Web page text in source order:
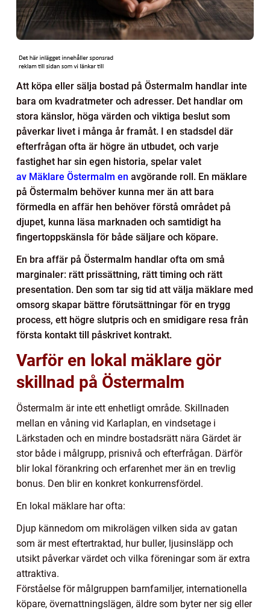
Att köpa eller sälja bostad på Östermalm handlar inte
bara om kvadratmeter och adresser. Det handlar om
stora känslor, höga värden och viktiga beslut som
påverkar livet i många år framåt. I en stadsdel där
efterfrågan ofta är högre än utbudet, och varje
fastighet har sin egen historia, spelar valet
av Mäklare Östermalm en avgörande roll. En mäklare
på Östermalm behöver kunna mer än att bara
förmedla en affär hen behöver förstå området på
djupet, kunna läsa marknaden och samtidigt ha
fingertoppskänsla för både säljare och köpare.
En bra affär på Östermalm handlar ofta om små
marginaler: rätt prissättning, rätt timing och rätt
presentation. Den som tar sig tid att välja mäklare med
omsorg skapar bättre förutsättningar för en trygg
process, ett högre slutpris och en smidigare resa från
första kontakt till påskrivet kontrakt.
Varför en lokal mäklare gör
skillnad på Östermalm
Östermalm är inte ett enhetligt område. Skillnaden
mellan en våning vid Karlaplan, en vindsetage i
Lärkstaden och en mindre bostadsrätt nära Gärdet är
stor både i målgrupp, prisnivå och efterfrågan. Därför
blir lokal förankring och erfarenhet mer än en trevlig
bonus. Den blir en konkret konkurrensfördel.
En lokal mäklare har ofta:
Djup kännedom om mikrolägen vilken sida av gatan
som är mest eftertraktad, hur buller, ljusinsläpp och
utsikt påverkar värdet och vilka föreningar som är extra
attraktiva.
Förståelse för målgruppen barnfamiljer, internationella
köpare, övernattningslägen, äldre som byter ner sig eller